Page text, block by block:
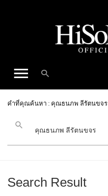
คำที่คุณค้นหา : คุณธนภพ ลีรัตนขจร
Search Result